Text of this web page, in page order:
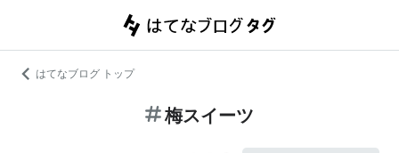
はてなブログ トップ
梅スイーツ